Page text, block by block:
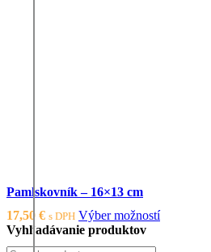
Pamlskovník – 16×13 cm
17,50 € s DPH Výber možnostíTento
Vyhľadávanie produktov